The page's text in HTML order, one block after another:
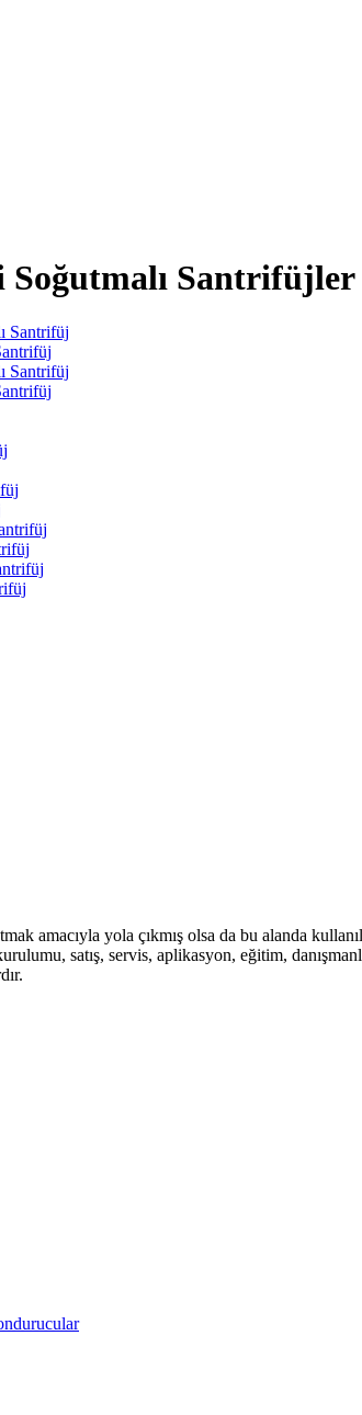
Santrifüjler
amacıyla yola çıkmış olsa da bu alanda
satış, servis, aplikasyon, eğitim,